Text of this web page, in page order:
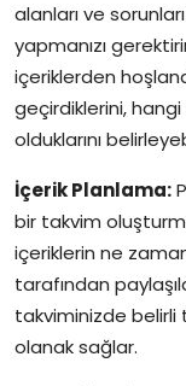
alanları ve
yapmanızı
içeriklerden
geçirdiklerini,
olduklarını
İçerik Planlama:
bir takvim
içeriklerin ne
tarafından
takviminizde belirli
olanak sağlar.